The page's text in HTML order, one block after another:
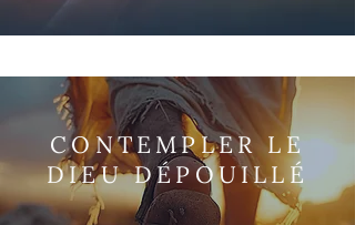
CONTEMPLER LE
DIEU DÉPOUILLÉ